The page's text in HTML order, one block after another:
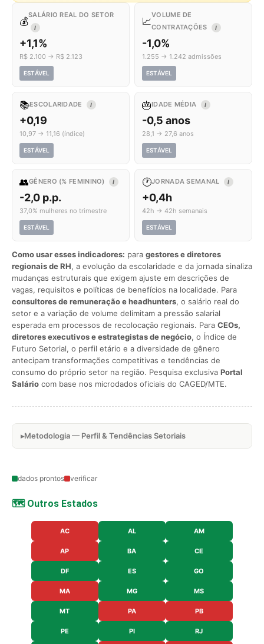
💰
SALÁRIO REAL DO SETOR
I
+1,1%
R$ 2.100 → R$ 2.123
ESTÁVEL
📈
VOLUME DE
CONTRATAÇÕES
I
-1,0%
1.255 → 1.242 admissões
ESTÁVEL
📚ESCOLARIDADE I
+0,19
10,97 → 11,16 (índice)
ESTÁVEL
🎂IDADE MÉDIA I
-0,5 anos
28,1 → 27,6 anos
ESTÁVEL
👥GÊNERO (% FEMININO) I
-2,0 p.p.
37,0% mulheres no trimestre
ESTÁVEL
🕐JORNADA SEMANAL I
+0,4h
42h → 42h semanais
ESTÁVEL
Como usar esses indicadores: para gestores e diretores
regionais de RH, a evolução da escolaridade e da jornada sinaliza
mudanças estruturais que exigem ajuste em descrições de
vagas, requisitos e políticas de benefícios na localidade. Para
consultores de remuneração e headhunters, o salário real do
setor e a variação de volume delimitam a pressão salarial
esperada em processos de recolocação regionais. Para CEOs,
diretores executivos e estrategistas de negócio, o Índice de
Futuro Setorial, o perfil etário e a diversidade de gênero
antecipam transformações competitivas e tendências de
consumo do próprio setor na região. Pesquisa exclusiva Portal
Salário com base nos microdados oficiais do CAGED/MTE.
Metodologia — Perfil & Tendências Setoriais
dados prontos verificar
🗺️ Outros Estados
AC AL AM
AP BA CE
DF ES GO
MA MG MS
MT PA PB
PE PI RJ